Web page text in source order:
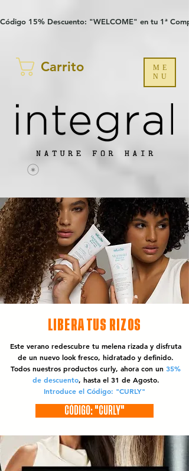
Código 15% Descuento: "WELCOME" en tu 1ª
Carrito
ME
NU
LIBERA TUS RIZOS
Este verano redescubre tu melena rizada y disfruta
de un nuevo look fresco, hidratado y definido.
Todos nuestros productos curly, ahora con un 35%
de descuento, hasta el 31 de Agosto.
Introduce el Código: "CURLY"
CÓDIGO: "CURLY"